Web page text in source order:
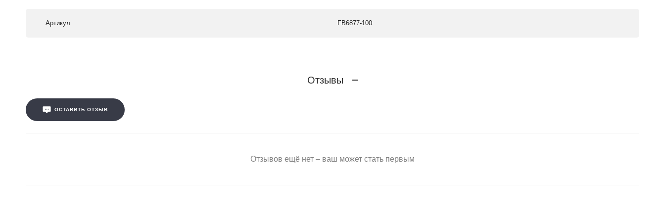
Артикул FB6877-100
Отзывы
ОСТАВИТЬ ОТЗЫВ
Отзывов ещё нет – ваш может стать первым